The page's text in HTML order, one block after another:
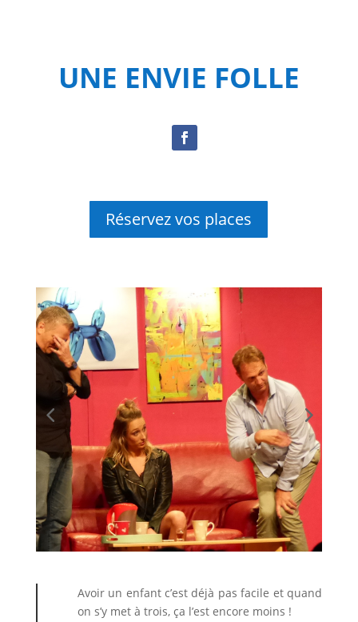
UNE ENVIE FOLLE
Réservez vos places
Avoir un enfant c’est déjà pas facile et quand
on s’y met à trois, ça l’est encore moins !